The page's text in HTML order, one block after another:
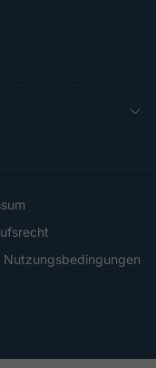
Nutzungsbedingungen